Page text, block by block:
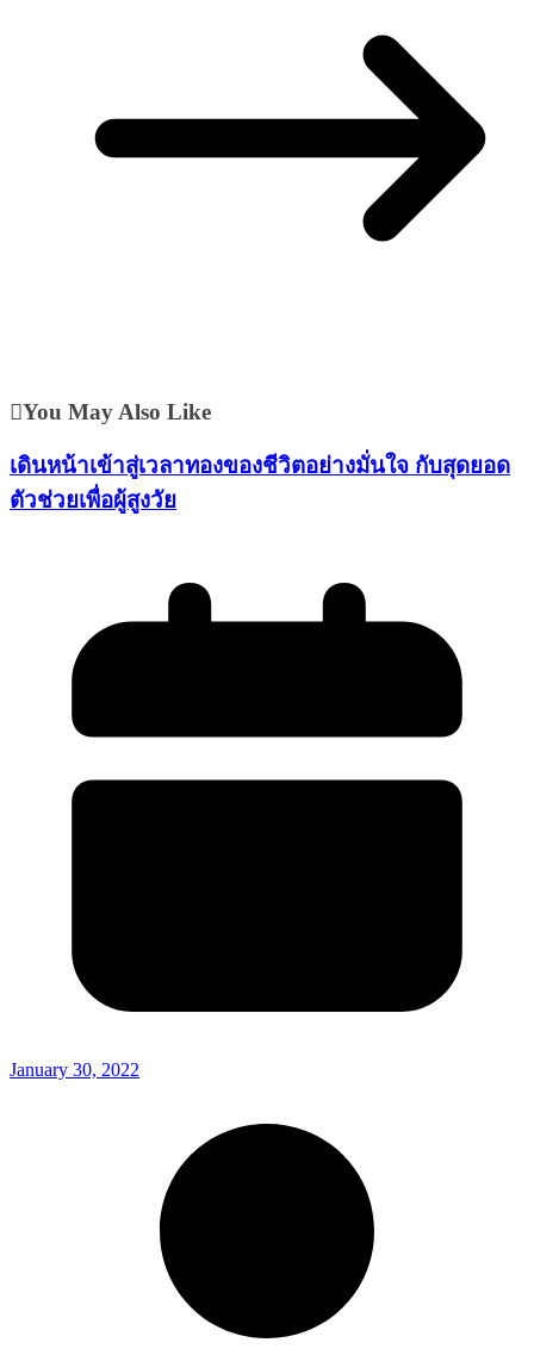
You May Also Like
เดินหน้าเข้าสู่เวลาทองของชีวิตอย่างมั่นใจ กับสุดยอด
ตัวช่วยเพื่อผู้สูงวัย
January 30, 2022